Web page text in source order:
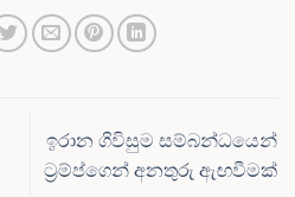
ඉරාන ගිවිසුම සම්බන්ධයෙන්
ට්‍රම්ප්ගෙන් අනතුරු ඇඟවීමක්